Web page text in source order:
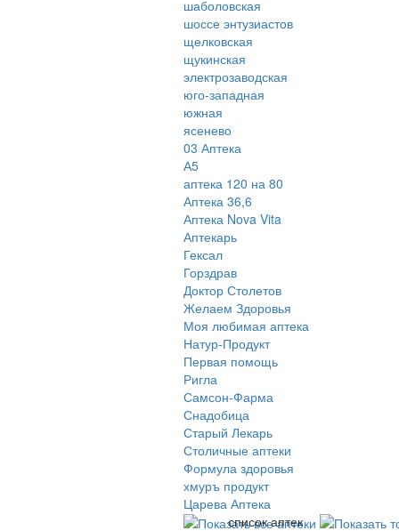
шаболовская
шоссе энтузиастов
щелковская
щукинская
электрозаводская
юго-западная
южная
ясенево
03 Аптека
А5
аптека 120 на 80
Аптека 36,6
Аптека Nova Vita
Аптекарь
Гексал
Горздрав
Доктор Столетов
Желаем Здоровья
Моя любимая аптека
Натур-Продукт
Первая помощь
Ригла
Самсон-Фарма
Снадобица
Старый Лекарь
Столичные аптеки
Формула здоровья
хмуръ продукт
Царева Аптека
список аптек